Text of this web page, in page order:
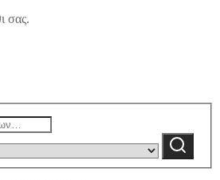
σας.
category:
Αναζήτηση